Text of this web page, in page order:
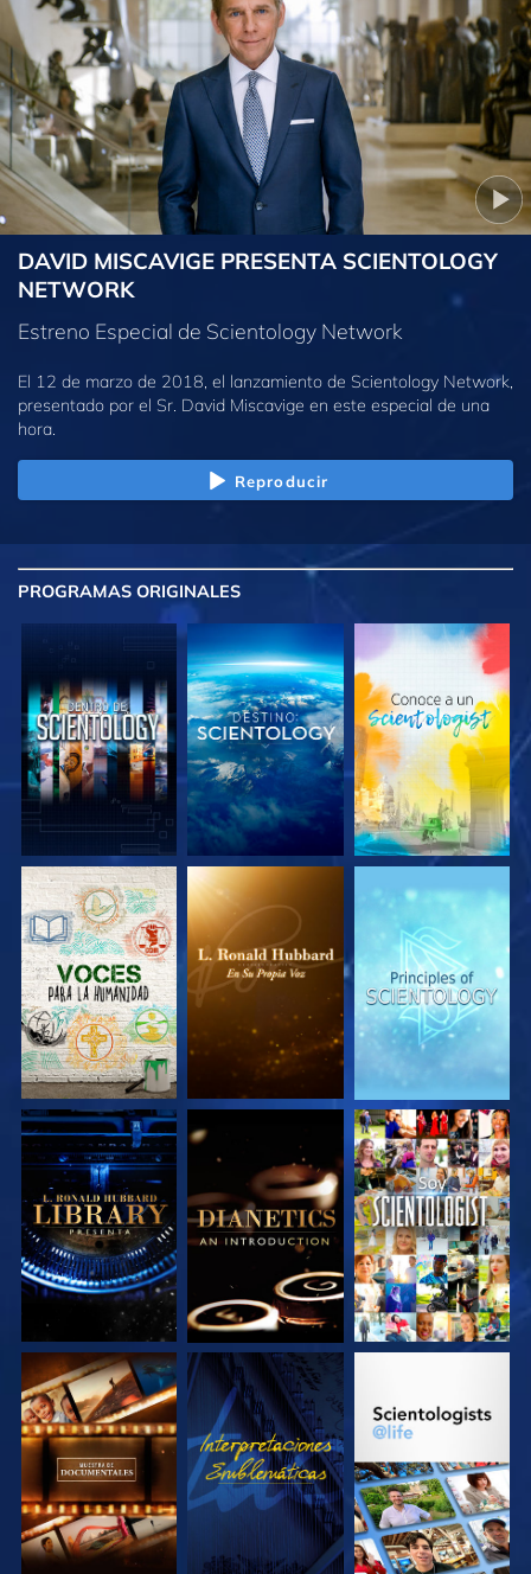
DAVID MISCAVIGE PRESENTA SCIENTOLOGY
NETWORK
Estreno Especial de Scientology Network
El 12 de marzo de 2018, el lanzamiento de Scientology Network,
presentado por el Sr. David Miscavige en este especial de una
hora.
Reproducir
PROGRAMAS ORIGINALES
EXPLORA LAS
SERIES
EXPLORA LAS
SERIES
EXPLORA LAS
SERIES
EXPLORA LAS
SERIES
EXPLORA LAS
SERIES
VE
EXPLORA LAS
SERIES
VE
EXPLORA LAS